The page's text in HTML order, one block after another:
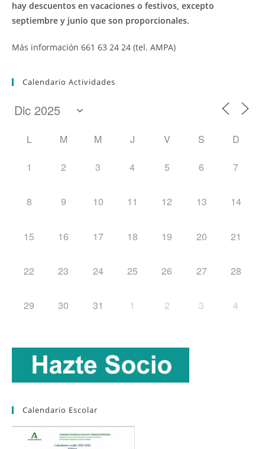
hay descuentos en vacaciones o festivos, excepto
septiembre y junio que son proporcionales.
Más información 661 63 24 24 (tel. AMPA)
Calendario Actividades
L M M J V S D
1 2 3 4 5 6 7
8 9 10 11 12 13 14
15 16 17 18 19 20 21
22 23 24 25 26 27 28
29 30 31 1 2 3 4
Calendario Escolar